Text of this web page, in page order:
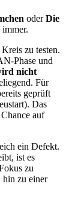
oderDie
immer.
zu testen.
Phase und
nicht
Für
geprüft
Das
auf
ein Defekt.
ist es
zu
hin zu einer